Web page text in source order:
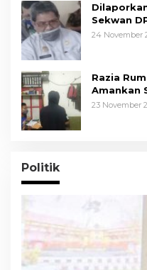
Sekwan
24 November
Razia
Amankan
Mengaku
23 November
Politik